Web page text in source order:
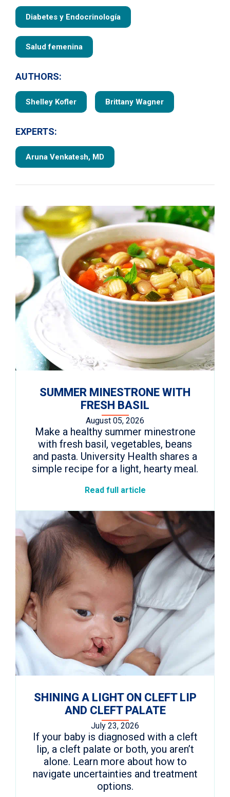
Diabetes y Endocrinología
Salud femenina
AUTHORS:
Shelley Kofler Brittany Wagner
EXPERTS:
Aruna Venkatesh, MD
SUMMER MINESTRONE WITH
FRESH BASIL
August 05, 2026
Make a healthy summer minestrone
with fresh basil, vegetables, beans
and pasta. University Health shares a
simple recipe for a light, hearty meal.
Read full article
SHINING A LIGHT ON CLEFT LIP
AND CLEFT PALATE
July 23, 2026
If your baby is diagnosed with a cleft
lip, a cleft palate or both, you aren’t
alone. Learn more about how to
navigate uncertainties and treatment
options.